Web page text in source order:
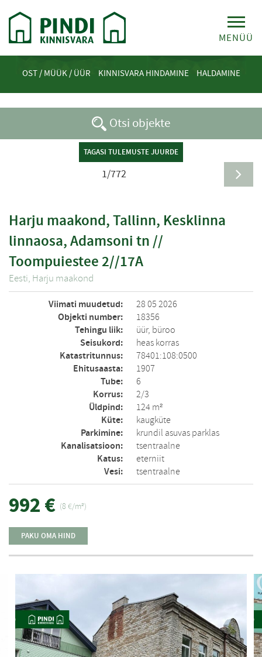
MENÜÜ
OST / MÜÜK / ÜÜR KINNISVARA HINDAMINE HALDAMINE
Otsi objekte
TAGASI TULEMUSTE JUURDE
1/772
Harju maakond, Tallinn, Kesklinna
linnaosa, Adamsoni tn //
Toompuiestee 2//17A
Eesti, Harju maakond
Viimati muudetud: 28 05 2026
Objekti number: 18356
Tehingu liik: üür, büroo
Seisukord: heas korras
Katastritunnus: 78401:108:0500
Ehitusaasta: 1907
Tube: 6
Korrus: 2/3
Üldpind: 124 m²
Küte: kaugküte
Parkimine: krundil asuvas parklas
Kanalisatsioon: tsentraalne
Katus: eterniit
Vesi: tsentraalne
992 € (8 €/m²)
PAKU OMA HIND